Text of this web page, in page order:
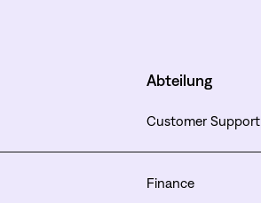
Abteilung
Customer Support
Finance